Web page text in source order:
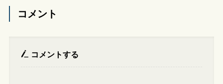
コメント
コメントする